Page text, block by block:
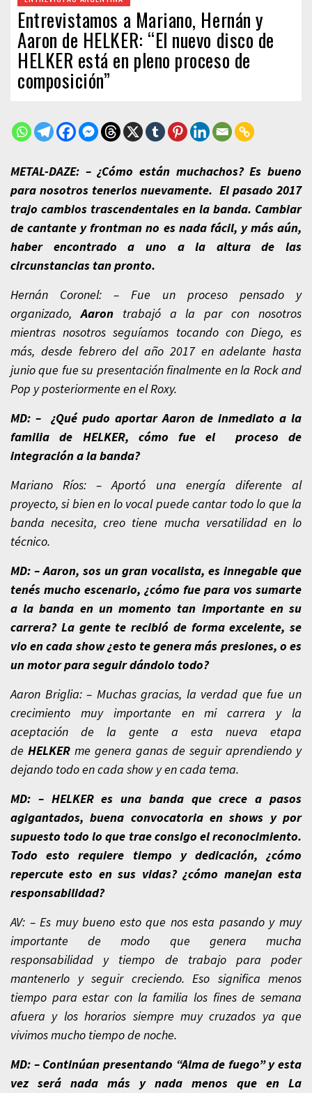
Entrevistamos a Mariano, Hernán y
Aaron de HELKER: “El nuevo disco de
HELKER está en pleno proceso de
composición”
METAL-DAZE: – ¿Cómo están muchachos? Es bueno
para nosotros tenerlos nuevamente. El pasado 2017
trajo cambios trascendentales en la banda. Cambiar
de cantante y frontman no es nada fácil, y más aún,
haber encontrado a uno a la altura de las
circunstancias tan pronto.
Hernán Coronel: – Fue un proceso pensado y
organizado,Aarontrabajó a la par con nosotros
mientras nosotros seguíamos tocando con Diego, es
más, desde febrero del año 2017 en adelante hasta
junio que fue su presentación finalmente en la Rock and
Pop y posteriormente en el Roxy.
MD: – ¿Qué pudo aportar Aaron de inmediato a la
familia de HELKER, cómo fue el proceso de
integración a la banda?
Mariano Ríos: – Aportó una energía diferente al
proyecto, si bien en lo vocal puede cantar todo lo que la
banda necesita, creo tiene mucha versatilidad en lo
técnico.
MD: – Aaron, sos un gran vocalista, es innegable que
tenés mucho escenario, ¿cómo fue para vos sumarte
a la banda en un momento tan importante en su
carrera? La gente te recibió de forma excelente, se
vio en cada show ¿esto te genera más presiones, o es
un motor para seguir dándolo todo?
Aaron Briglia: – Muchas gracias, la verdad que fue un
crecimiento muy importante en mi carrera y la
aceptación de la gente a esta nueva etapa
de HELKER me genera ganas de seguir aprendiendo y
dejando todo en cada show y en cada tema.
MD: – HELKER es una banda que crece a pasos
agigantados, buena convocatoria en shows y por
supuesto todo lo que trae consigo el reconocimiento.
Todo esto requiere tiempo y dedicación, ¿cómo
repercute esto en sus vidas? ¿cómo manejan esta
responsabilidad?
AV: – Es muy bueno esto que nos esta pasando y muy
importante de modo que genera mucha
responsabilidad y tiempo de trabajo para poder
mantenerlo y seguir creciendo. Eso significa menos
tiempo para estar con la familia los fines de semana
afuera y los horarios siempre muy cruzados ya que
vivimos mucho tiempo de noche.
MD: – Continúan presentando “Alma de fuego” y esta
vez será nada más y nada menos que en La